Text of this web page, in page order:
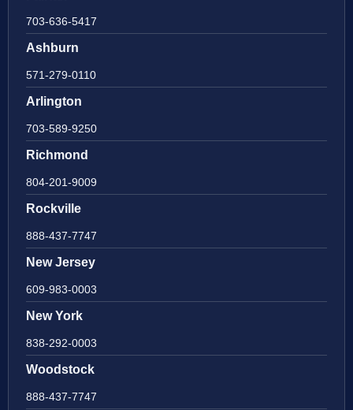
703-636-5417
Ashburn
571-279-0110
Arlington
703-589-9250
Richmond
804-201-9009
Rockville
888-437-7747
New Jersey
609-983-0003
New York
838-292-0003
Woodstock
888-437-7747